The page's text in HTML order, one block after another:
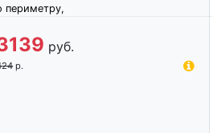
периметру,
руб.
р.